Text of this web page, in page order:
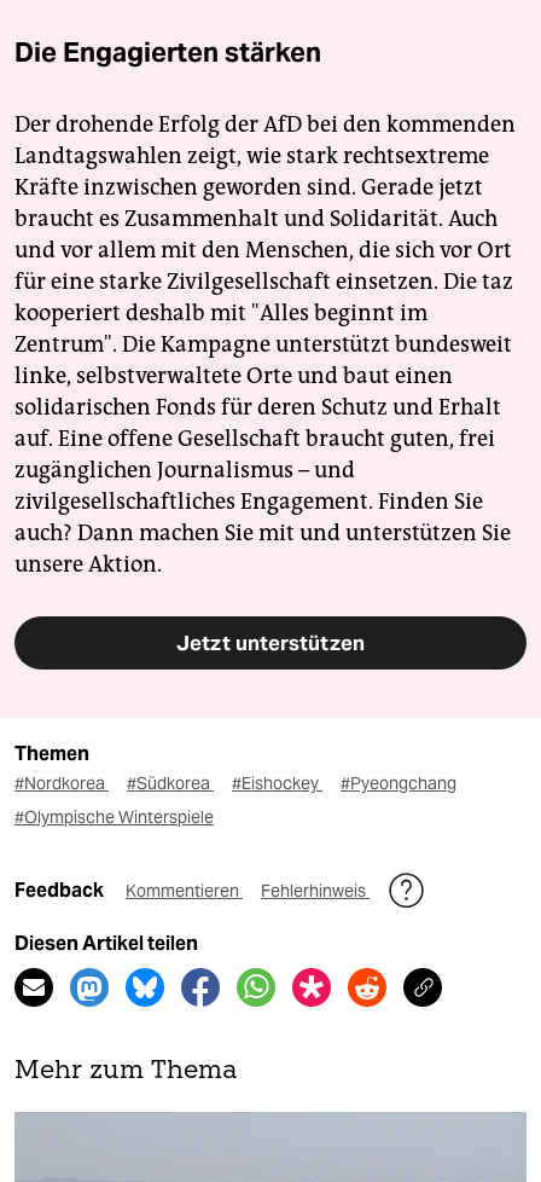
Die Engagierten stärken
Der drohende Erfolg der AfD bei den kommenden
Landtagswahlen zeigt, wie stark rechtsextreme
Kräfte inzwischen geworden sind. Gerade jetzt
braucht es Zusammenhalt und Solidarität. Auch
und vor allem mit den Menschen, die sich vor Ort
für eine starke Zivilgesellschaft einsetzen. Die taz
kooperiert deshalb mit "Alles beginnt im
Zentrum". Die Kampagne unterstützt bundesweit
linke, selbstverwaltete Orte und baut einen
solidarischen Fonds für deren Schutz und Erhalt
auf. Eine offene Gesellschaft braucht guten, frei
zugänglichen Journalismus – und
zivilgesellschaftliches Engagement. Finden Sie
auch? Dann machen Sie mit und unterstützen Sie
unsere Aktion.
Jetzt unterstützen
Themen
#Nordkorea #Südkorea #Eishockey
#Pyeongchang
#Olympische Winterspiele
Feedback Kommentieren Fehlerhinweis
Diesen Artikel teilen
Mehr zum Thema